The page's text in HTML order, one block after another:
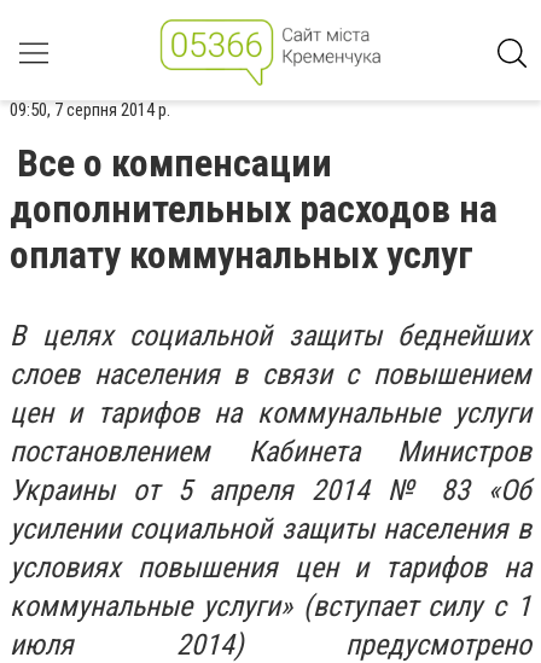
09:50, 7 серпня 2014 р.
Все о компенсации
дополнительных расходов на
оплату коммунальных услуг
В целях социальной защиты беднейших
слоев населения в связи с повышением
цен и тарифов на коммунальные услуги
постановлением Кабинета Министров
Украины от 5 апреля 2014 № 83 «Об
усилении социальной защиты населения в
условиях повышения цен и тарифов на
коммунальные услуги» (вступает силу с 1
июля 2014) предусмотрено